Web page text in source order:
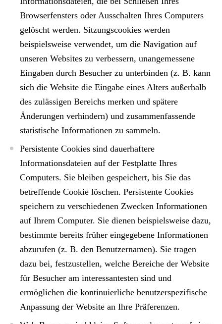
Browserfensters oder Ausschalten Ihres Computers
gelöscht werden. Sitzungscookies werden
beispielsweise verwendet, um die Navigation auf
unseren Websites zu verbessern, unangemessene
Eingaben durch Besucher zu unterbinden (z. B. kann
sich die Website die Eingabe eines Alters außerhalb
des zulässigen Bereichs merken und spätere
Änderungen verhindern) und zusammenfassende
statistische Informationen zu sammeln.
Persistente Cookies sind dauerhaftere
Informationsdateien auf der Festplatte Ihres
Computers. Sie bleiben gespeichert, bis Sie das
betreffende Cookie löschen. Persistente Cookies
speichern zu verschiedenen Zwecken Informationen
auf Ihrem Computer. Sie dienen beispielsweise dazu,
bestimmte bereits früher eingegebene Informationen
abzurufen (z. B. den Benutzernamen). Sie tragen
dazu bei, festzustellen, welche Bereiche der Website
für Besucher am interessantesten sind und
ermöglichen die kontinuierliche benutzerspezifische
Anpassung der Website an Ihre Präferenzen.